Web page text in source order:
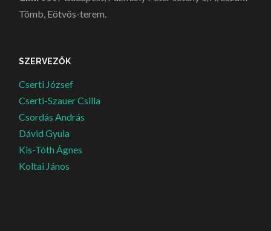
Tömb, Eötvös-terem.
SZERVEZŐK
Cserti József
Cserti-Szauer Csilla
Csordás András
Dávid Gyula
Kis-Tóth Ágnes
Koltai János